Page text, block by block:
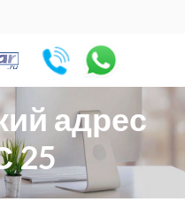
адрес
25